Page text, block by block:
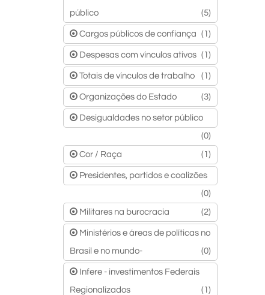
público
(5)
Cargos públicos de confiança (1)
Despesas com vínculos ativos (1)
Totais de vínculos de trabalho (1)
Organizações do Estado (3)
Desigualdades no setor público
(0)
Cor / Raça (1)
Presidentes, partidos e coalizões
(0)
Militares na burocracia (2)
Ministérios e áreas de políticas no
Brasil e no mundo-
(0)
Infere - investimentos Federais
Regionalizados
(1)